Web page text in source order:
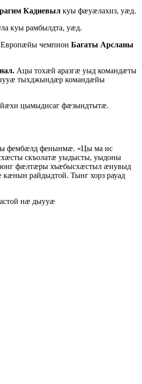
Кадиевыл куы фæуæлахиз, уæд.
куы рамбылдта, уæд.
чемпион Багаты Арсланы
Ацы тохæй аразгæ уыд командæты
тыхджындæр командæйы
цымыдисаг фæзындтытæ.
фембæлд фенынмæ. «Цы ма ис
скъолатæ уыдысты, уыдоны
фæлтæры хъæбысхæстыл æнувыд
райдыдтой. Тынг хорз рауад
нæ дыууæ